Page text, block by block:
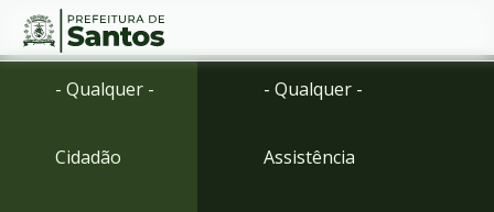
Ir
Conteúdo
- Qualquer -
Cidadão
- Qualquer -
Assistência